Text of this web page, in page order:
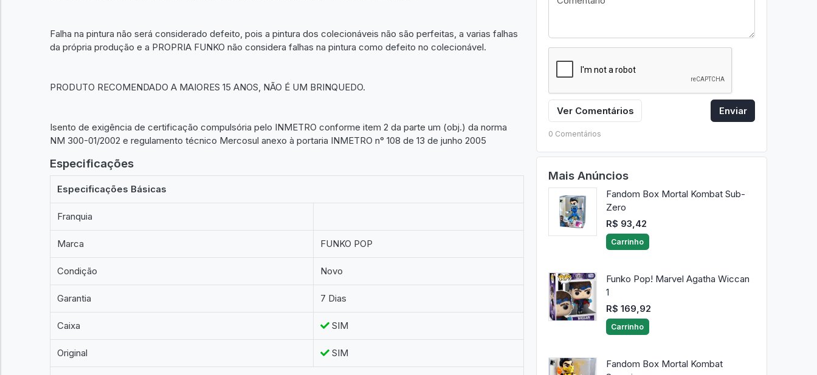
Falha na pintura não será considerado defeito, pois a pintura dos colecionáveis não são perfeitas, a varias falhas
da própria produção e a PROPRIA FUNKO não considera falhas na pintura como defeito no colecionável.
PRODUTO RECOMENDADO A MAIORES 15 ANOS, NÃO É UM BRINQUEDO.
Isento de exigência de certificação compulsória pelo INMETRO conforme item 2 da parte um (obj.) da norma
NM 300-01/2002 e regulamento técnico Mercosul anexo à portaria INMETRO n° 108 de 13 de junho 2005
Especificações
Especificações Básicas
Franquia
Marca FUNKO POP
Condição Novo
Garantia 7 Dias
Caixa SIM
Original SIM
Ver Comentários Enviar
0 Comentários
Mais Anúncios
Fandom Box Mortal Kombat Sub-
Zero
R$ 93,42
Carrinho
Funko Pop! Marvel Agatha Wiccan
1
R$ 169,92
Carrinho
Fandom Box Mortal Kombat